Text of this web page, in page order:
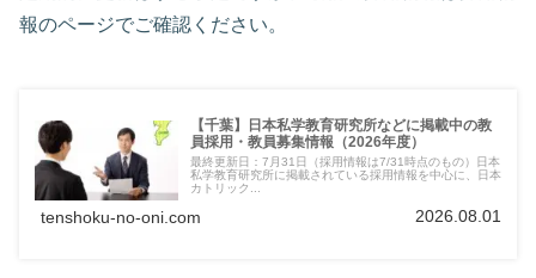
報のページでご確認ください。
【千葉】日本私学教育研究所などに掲載中の教
員採用・教員募集情報（2026年度）
最終更新日：7月31日（採用情報は7/31時点のもの）日本
私学教育研究所に掲載されている採用情報を中心に、日本
カトリック...
tenshoku-no-oni.com 2026.08.01